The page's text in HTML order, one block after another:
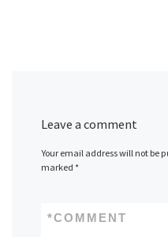
Leave a comment
Your email address will not be
marked *
COMMENT
*